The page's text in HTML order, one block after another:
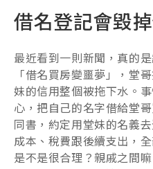
借名登記會毀
最近看到一則新聞，真的
「借名買房變噩夢」，堂
妹的信用整個被拖下水。
心，把自己的名字借給堂
同書，約定用堂妹的名義
成本、稅費跟後續支出，
是不是很合理？親戚之間